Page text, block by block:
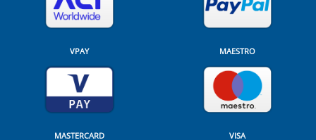
VPAY MAESTRO
MASTERCARD VISA